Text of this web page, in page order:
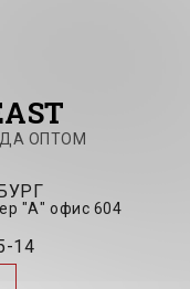
ОПТОМ
"А" офис 604
14